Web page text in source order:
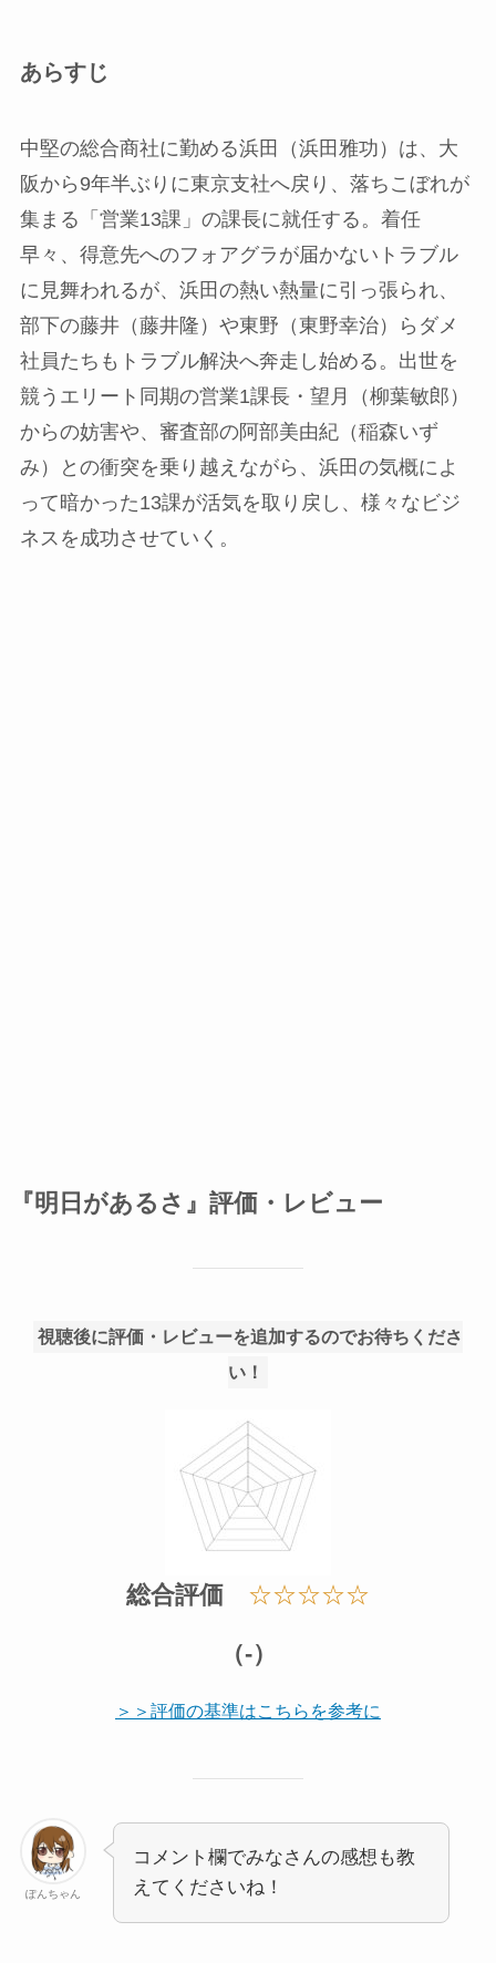
あらすじ
中堅の総合商社に勤める浜田（浜田雅功）は、大
阪から9年半ぶりに東京支社へ戻り、落ちこぼれが
集まる「営業13課」の課長に就任する。着任
早々、得意先へのフォアグラが届かないトラブル
に見舞われるが、浜田の熱い熱量に引っ張られ、
部下の藤井（藤井隆）や東野（東野幸治）らダメ
社員たちもトラブル解決へ奔走し始める。出世を
競うエリート同期の営業1課長・望月（柳葉敏郎）
からの妨害や、審査部の阿部美由紀（稲森いず
み）との衝突を乗り越えながら、浜田の気概によ
って暗かった13課が活気を取り戻し、様々なビジ
ネスを成功させていく。
『明日があるさ』評価・レビュー
視聴後に評価・レビューを追加するのでお待ちくださ
い！
総合評価 ☆☆☆☆☆
（-）
＞＞評価の基準はこちらを参考に
ぽんちゃん
コメント欄でみなさんの感想も教
えてくださいね！